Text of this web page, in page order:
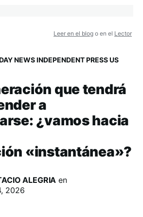
Leer en el blog o en el Lector
NEWS INDEPENDENT PRESS US
que tendrá
a
¿vamos hacia
«instantánea»?
ALEGRIA en
2026